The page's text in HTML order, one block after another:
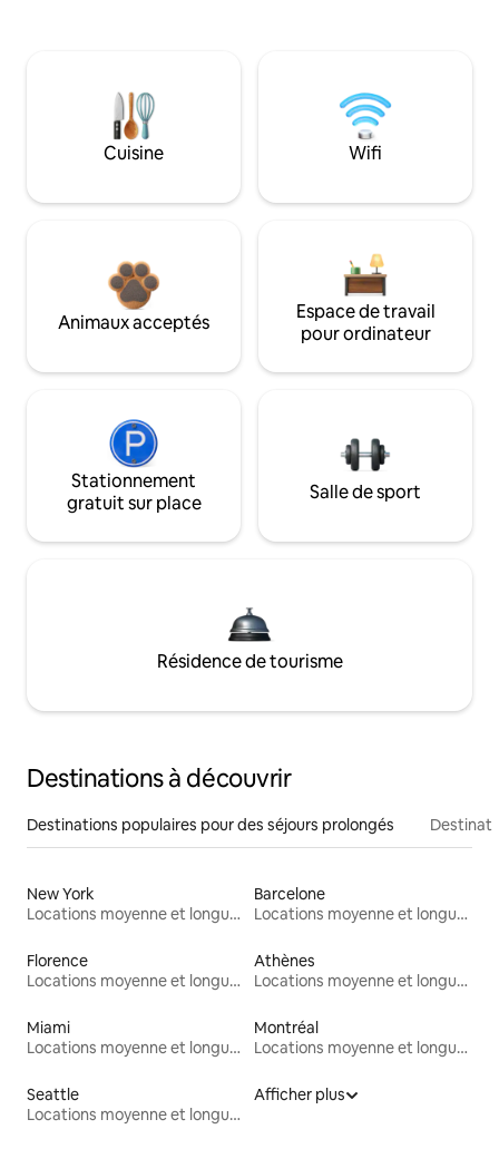
Cuisine Wifi
Animaux acceptés
Espace de travail
pour ordinateur
Stationnement
gratuit sur place
Salle de sport
Résidence de tourisme
Destinations à découvrir
Destinations populaires pour des séjours prolongés
New York
Locations moyenne et longue durée
Barcelone
Locations moyenne et longue durée
Florence
Locations moyenne et longue durée
Athènes
Locations moyenne et longue durée
Miami
Locations moyenne et longue durée
Montréal
Locations moyenne et longue durée
Seattle
Locations moyenne et longue durée
Afficher plus